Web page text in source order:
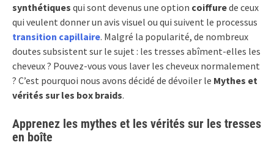
synthétiques qui sont devenus une option coiffurede ceux
qui veulent donner un avis visuel ou qui suivent le processus
transition capillaire. Malgré la popularité, de nombreux
doutes subsistent sur le sujet : les tresses abîment-elles les
cheveux ? Pouvez-vous vous laver les cheveux normalement
? C’est pourquoi nous avons décidé de dévoiler le Mythes et
vérités sur les box braids.
Apprenez les mythes et les vérités sur les tresses
en boîte